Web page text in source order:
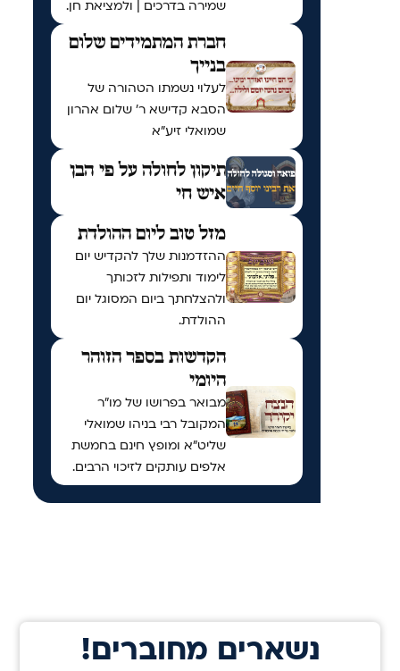
שמירה בדרכים | ולמציאת חן.
חברת המתמידים שלום
בנייך
לעלוי נשמתו הטהורה של
הסבא קדישא ר' שלום אהרון
שמואלי זיע"א
תיקון לחולה על פי הבן
איש חי
מזל טוב ליום ההולדת
ההזדמנות שלך להקדיש יום
לימוד ותפילות לזכותך
ולהצלחתך ביום המסוגל יום
ההולדת.
הקדשות בספר הזוהר
היומי
מבואר בפרושו של מו"ר
המקובל רבי בניהו שמואלי
שליט"א ומופץ חינם בחמשת
אלפים עותקים לזיכוי הרבים.
!נשארים מחוברים